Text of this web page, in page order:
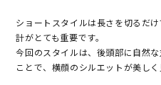
ショートスタイルは長さを切るだ
計がとても重要です。
今回のスタイルは、後頭部に自然
ことで、横顔のシルエットが美し